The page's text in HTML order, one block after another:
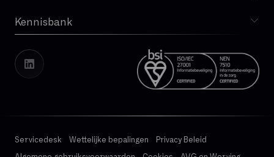
Kennisbank
Whitepapers
Cases
Servicedesk Wettelijke bepalingen
Privacy Beleid